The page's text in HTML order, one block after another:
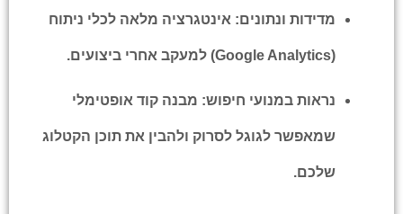
מדידות ונתונים: אינטגרציה מלאה לכלי ניתוח
(Google Analytics) למעקב אחרי ביצועים.
נראות במנועי חיפוש: מבנה קוד אופטימלי
שמאפשר לגוגל לסרוק ולהבין את תוכן הקטלוג
שלכם.